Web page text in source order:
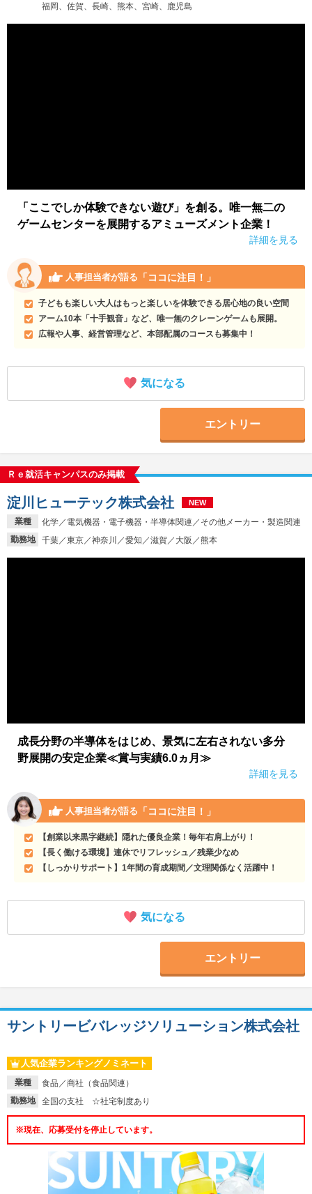
福岡、佐賀、長崎、熊本、宮崎、鹿児島
「ここでしか体験できない遊び」を創る。唯一無二の
ゲームセンターを展開するアミューズメント企業！
詳細を見る
人事担当者が語る 「ココに注目！」
子どもも楽しい大人はもっと楽しいを体験できる居心地の良い空間
アーム10本「十手観音」など、唯一無のクレーンゲームも展開。
広報や人事、経営管理など、本部配属のコースも募集中！
気になる
エントリー
Ｒｅ就活キャンパスのみ掲載
業種
化学／電気機器・電子機器・半導体関連／その他メーカー・製造関連
勤務地
千葉／東京／神奈川／愛知／滋賀／大阪／熊本
淀川ヒューテック株式会社 NEW
成長分野の半導体をはじめ、景気に左右されない多分
野展開の安定企業≪賞与実績6.0ヵ月≫
詳細を見る
人事担当者が語る 「ココに注目！」
【創業以来黒字継続】隠れた優良企業！毎年右肩上がり！
【長く働ける環境】連休でリフレッシュ／残業少なめ
【しっかりサポート】1年間の育成期間／文理関係なく活躍中！
気になる
エントリー
業種
食品／商社（食品関連）
勤務地
全国の支社 ☆社宅制度あり
サントリービバレッジソリューション株式会社
人気企業ランキングノミネート
※現在、応募受付を停止しています。